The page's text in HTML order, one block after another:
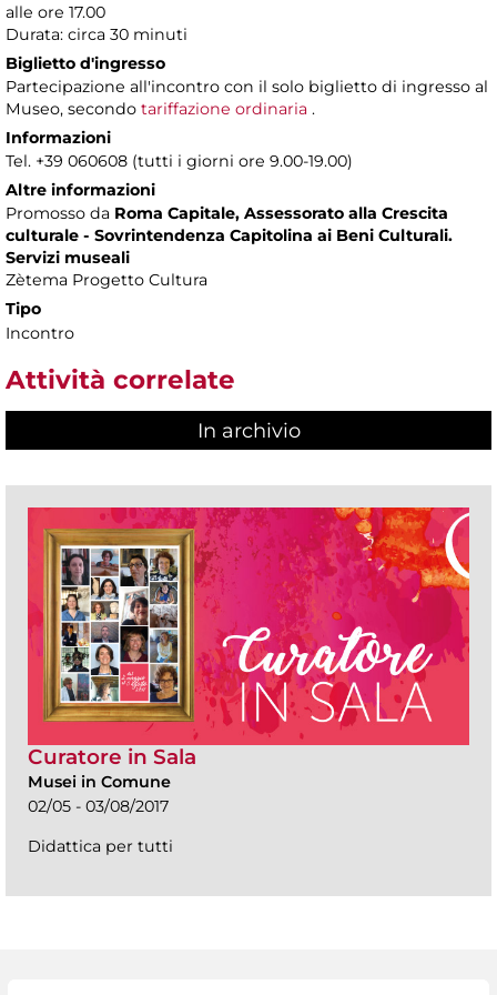
alle ore 17.00
Durata: circa 30 minuti
Biglietto d'ingresso
Partecipazione all'incontro con il solo biglietto di ingresso al
Museo, secondo tariffazione ordinaria .
Informazioni
Tel. +39 060608 (tutti i giorni ore 9.00-19.00)
Altre informazioni
Promosso da Roma Capitale, Assessorato alla Crescita
culturale - Sovrintendenza Capitolina ai Beni Culturali.
Servizi museali
Zètema Progetto Cultura
Tipo
Incontro
Attività correlate
In archivio
Curatore in Sala
Musei in Comune
02/05 - 03/08/2017
Didattica per tutti